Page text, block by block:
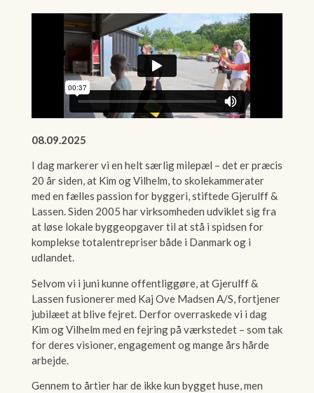
08.09.2025
I dag markerer vi en helt særlig milepæl – det er præcis
20 år siden, at Kim og Vilhelm, to skolekammerater
med en fælles passion for byggeri, stiftede Gjerulff &
Lassen. Siden 2005 har virksomheden udviklet sig fra
at løse lokale byggeopgaver til at stå i spidsen for
komplekse totalentrepriser både i Danmark og i
udlandet.
Selvom vi i juni kunne offentliggøre, at Gjerulff &
Lassen fusionerer med Kaj Ove Madsen A/S, fortjener
jubilæet at blive fejret. Derfor overraskede vi i dag
Kim og Vilhelm med en fejring på værkstedet – som tak
for deres visioner, engagement og mange års hårde
arbejde.
Gennem to årtier har de ikke kun bygget huse, men